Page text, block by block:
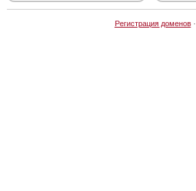
Регистрация доменов·